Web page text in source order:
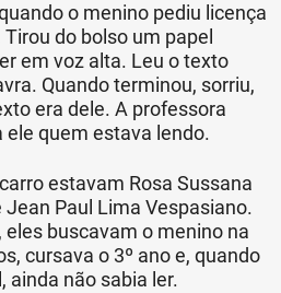
o menino pediu licença
do bolso um papel
em voz alta. Leu o texto
Quando terminou, sorriu,
era dele. A professora
ele quem estava lendo.
estavam Rosa Sussana
Paul Lima Vespasiano.
buscavam o menino na
cursava o 3º ano e, quando
ainda não sabia ler.